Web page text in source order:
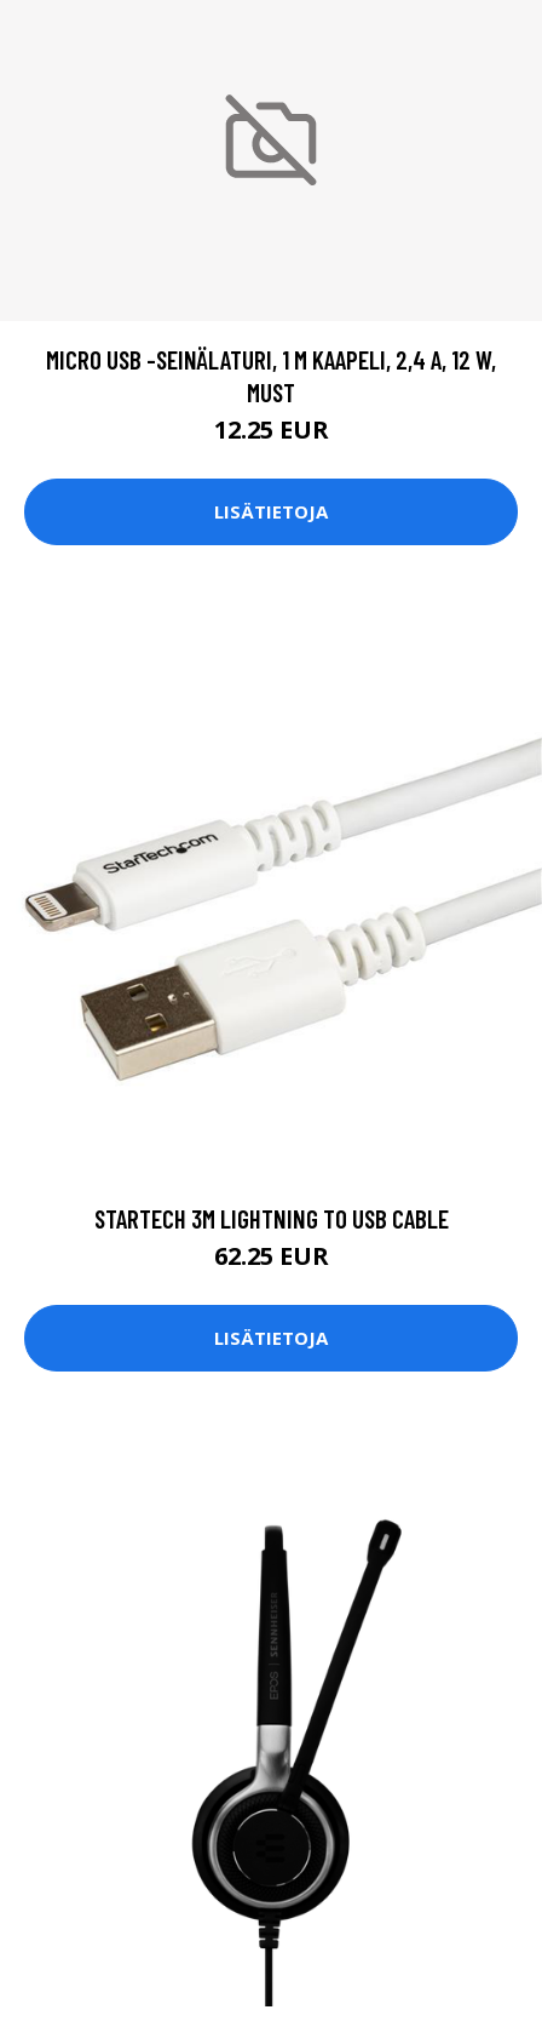
MICRO USB -SEINÄLATURI, 1 M KAAPELI, 2,4 A, 12 W,
MUST
12.25 EUR
LISÄTIETOJA
STARTECH 3M LIGHTNING TO USB CABLE
62.25 EUR
LISÄTIETOJA